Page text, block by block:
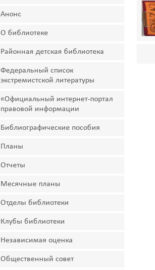
Анонс
О библиотеке
Районная детская библиотека
Федеральный список
экстремистской литературы
«Официальный интернет-портал
правовой информации
Библиографические пособия
Планы
Отчеты
Месячные планы
Отделы библиотеки
Клубы библиотеки
Независимая оценка
Общественный совет